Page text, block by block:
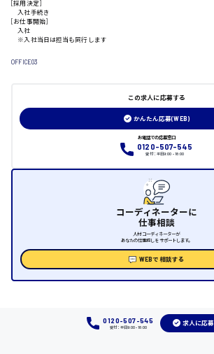
大竹市
日給制すべて
時給1000円～
[採用決定]
入社手続き
[お仕事開始]
入社
※入社当日は担当も同行します
OFFICE03
この求人に応募する
かんたん応募(WEB)
お電話での応募窓口
0120-507-545
受付：平日9:00 - 18:00
コーディネーターに
仕事相談
人材コーディネーターが
あなたの仕事探しをサポートします。
WEBで相談する
0120-507-545
受付：平日9:00 - 18:00
求人に応募